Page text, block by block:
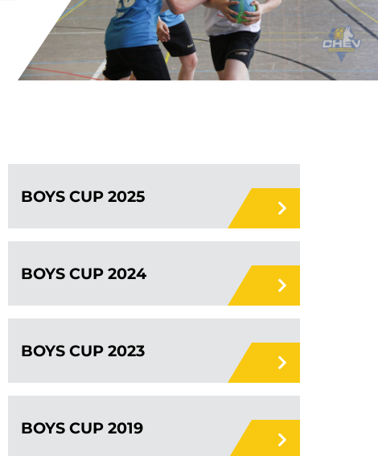
BOYS CUP 2025
BOYS CUP 2024
BOYS CUP 2023
BOYS CUP 2019